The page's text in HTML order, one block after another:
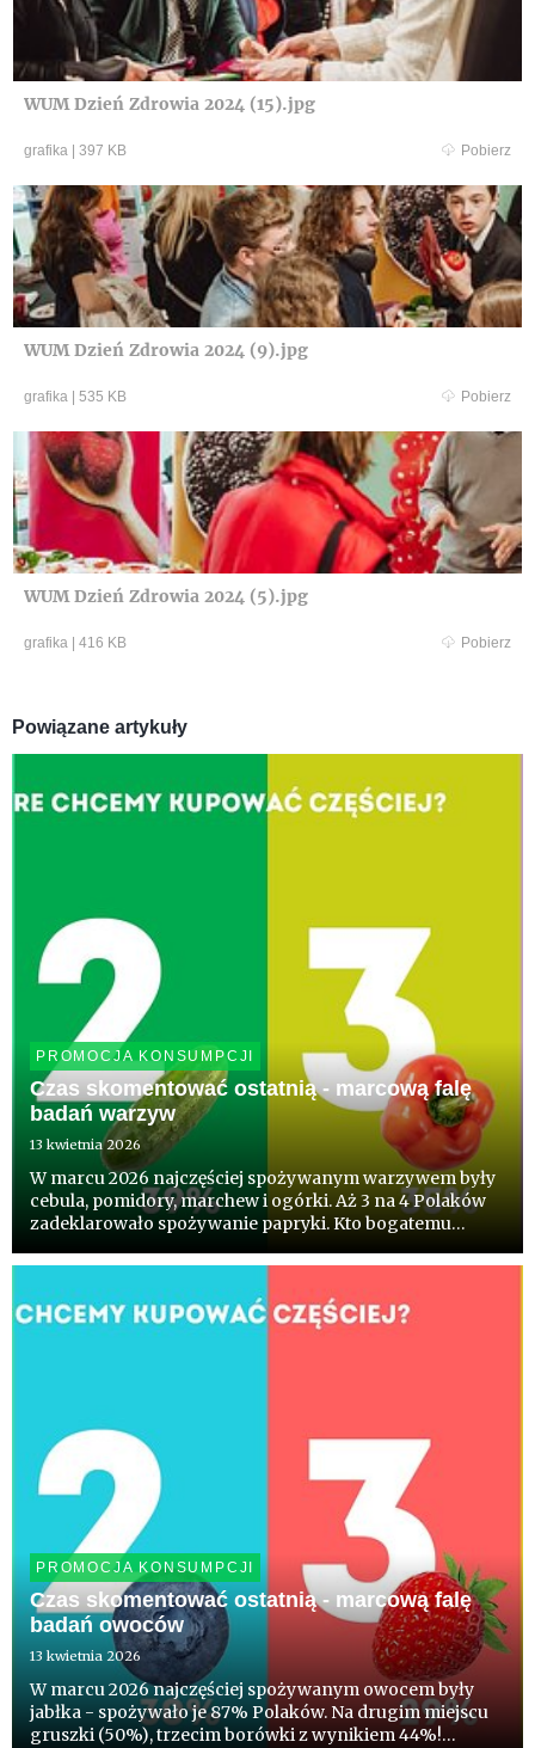
WUM Dzień Zdrowia 2024 (15).jpg
grafika 397 KB Pobierz
WUM Dzień Zdrowia 2024 (9).jpg
grafika 535 KB Pobierz
WUM Dzień Zdrowia 2024 (5).jpg
grafika 416 KB Pobierz
Powiązane artykuły
PROMOCJA KONSUMPCJI
Czas skomentować ostatnią - marcową falę
badań warzyw
13 kwietnia 2026
W marcu 2026 najczęściej spożywanym warzywem były
cebula, pomidory, marchew i ogórki. Aż 3 na 4 Polaków
zadeklarowało spożywanie papryki. Kto bogatemu
połowa Polaków deklaruje chęć kupowania częściej niż
PROMOCJA KONSUMPCJI
Czas skomentować ostatnią - marcową falę
badań owoców
13 kwietnia 2026
W marcu 2026 najczęściej spożywanym owocem były
jabłka - spożywało je 87% Polaków. Na drugim miejscu
gruszki (50%), trzecim borówki z wynikiem 44%!